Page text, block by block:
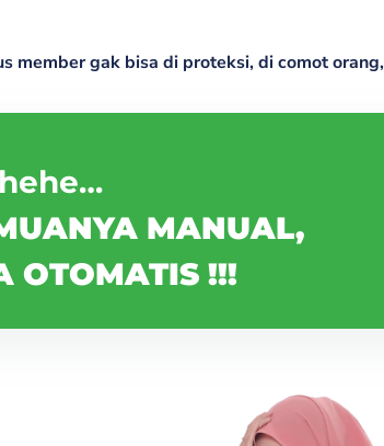
member gak bisa di proteksi, di comot
MANUAL,
OTOMATIS !!!